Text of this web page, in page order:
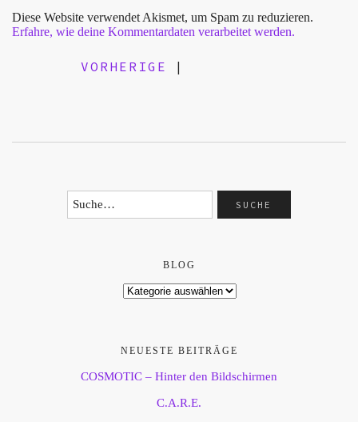
Diese Website verwendet Akismet, um Spam zu reduzieren.
Erfahre, wie deine Kommentardaten verarbeitet werden.
VORHERIGE |
BLOG
NEUESTE BEITRÄGE
COSMOTIC – Hinter den Bildschirmen
C.A.R.E.